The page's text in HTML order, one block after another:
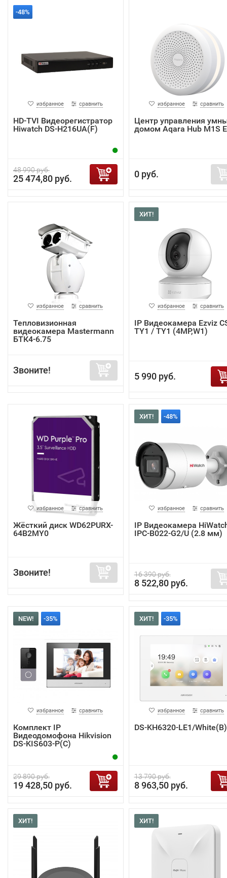
-48%
избранное сравнить
HD-TVI Видеорегистратор
Hiwatch DS-H216UA(F)
48 990 руб.
25 474,80 руб.
избранное сравнить
Центр управления
домом Aqara Hub M1S
0 руб.
избранное сравнить
Тепловизионная
видеокамера Mastermann
БТК4-6.75
Звоните!
ХИТ!
избранное сравнить
IP Видеокамера Ezviz
TY1 / TY1 (4MP,W1)
5 990 руб.
избранное сравнить
Жёсткий диск WD62PURX-
64B2MY0
Звоните!
ХИТ! -48%
избранное сравнить
IP Видеокамера
IPC-B022-G2/U (2.8 мм)
16 390 руб.
8 522,80 руб.
NEW! -35%
избранное сравнить
Комплект IP
Видеодомофона Hikvision
DS-KIS603-P(C)
29 890 руб.
19 428,50 руб.
ХИТ! -35%
избранное сравнить
DS-KH6320-LE1/White(B)
13 790 руб.
8 963,50 руб.
ХИТ! ХИТ!